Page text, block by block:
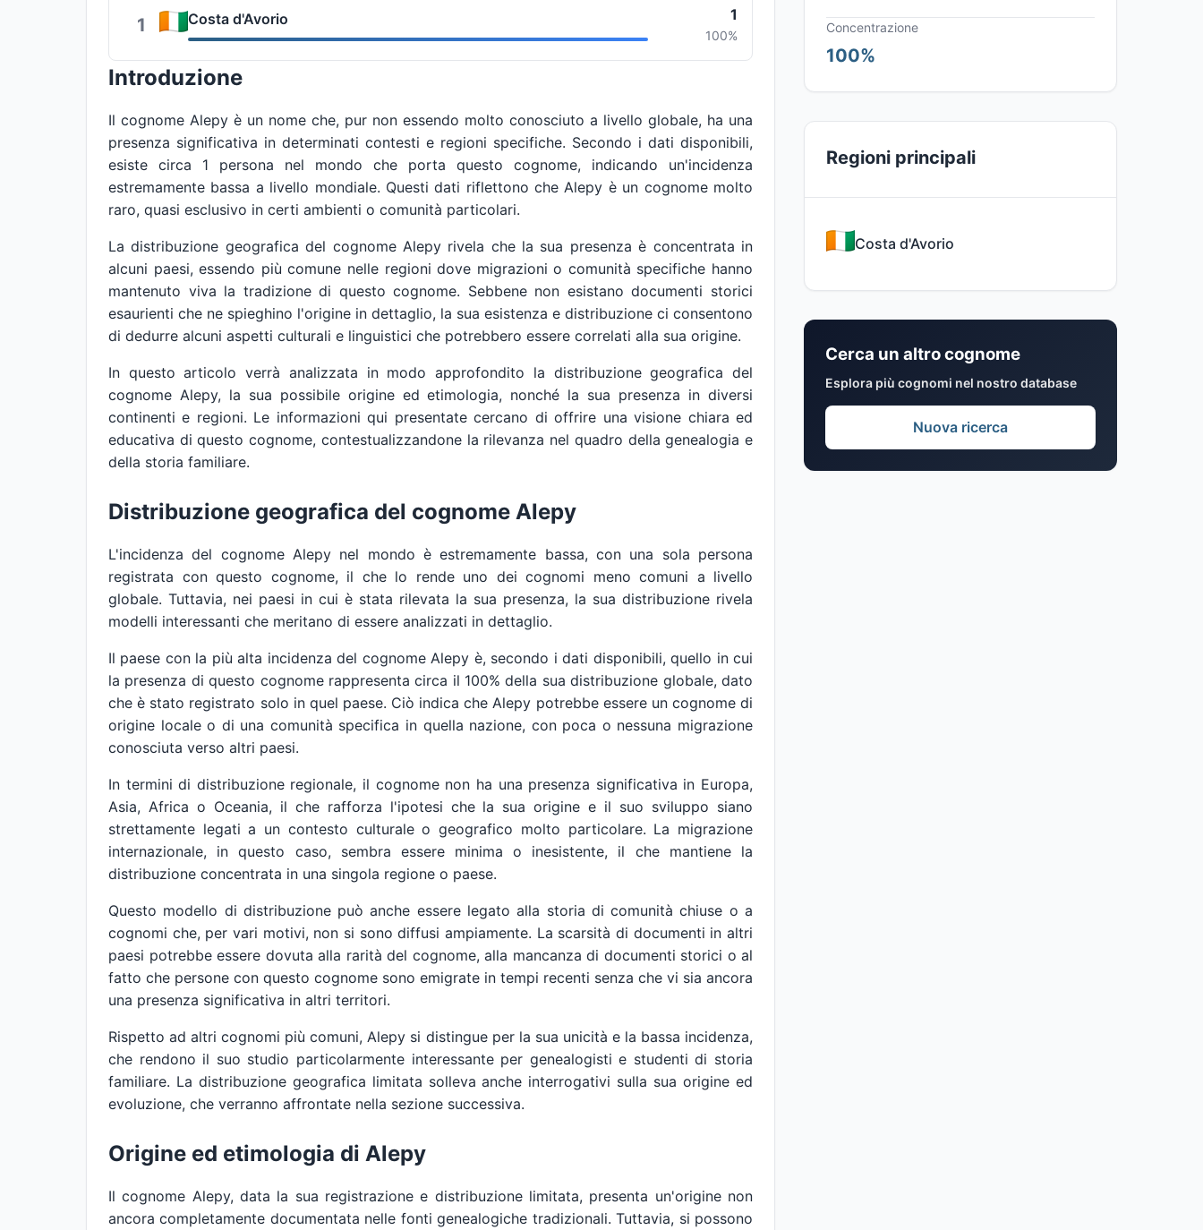
1 Costa d'Avorio 1
100%
Introduzione
Il cognome Alepy è un nome che, pur non essendo molto conosciuto a livello globale, ha una
presenza significativa in determinati contesti e regioni specifiche. Secondo i dati disponibili,
esiste circa 1 persona nel mondo che porta questo cognome, indicando un'incidenza
estremamente bassa a livello mondiale. Questi dati riflettono che Alepy è un cognome molto
raro, quasi esclusivo in certi ambienti o comunità particolari.
La distribuzione geografica del cognome Alepy rivela che la sua presenza è concentrata in
alcuni paesi, essendo più comune nelle regioni dove migrazioni o comunità specifiche hanno
mantenuto viva la tradizione di questo cognome. Sebbene non esistano documenti storici
esaurienti che ne spieghino l'origine in dettaglio, la sua esistenza e distribuzione ci consentono
di dedurre alcuni aspetti culturali e linguistici che potrebbero essere correlati alla sua origine.
In questo articolo verrà analizzata in modo approfondito la distribuzione geografica del
cognome Alepy, la sua possibile origine ed etimologia, nonché la sua presenza in diversi
continenti e regioni. Le informazioni qui presentate cercano di offrire una visione chiara ed
educativa di questo cognome, contestualizzandone la rilevanza nel quadro della genealogia e
della storia familiare.
Distribuzione geografica del cognome Alepy
L'incidenza del cognome Alepy nel mondo è estremamente bassa, con una sola persona
registrata con questo cognome, il che lo rende uno dei cognomi meno comuni a livello
globale. Tuttavia, nei paesi in cui è stata rilevata la sua presenza, la sua distribuzione rivela
modelli interessanti che meritano di essere analizzati in dettaglio.
Il paese con la più alta incidenza del cognome Alepy è, secondo i dati disponibili, quello in cui
la presenza di questo cognome rappresenta circa il 100% della sua distribuzione globale, dato
che è stato registrato solo in quel paese. Ciò indica che Alepy potrebbe essere un cognome di
origine locale o di una comunità specifica in quella nazione, con poca o nessuna migrazione
conosciuta verso altri paesi.
In termini di distribuzione regionale, il cognome non ha una presenza significativa in Europa,
Asia, Africa o Oceania, il che rafforza l'ipotesi che la sua origine e il suo sviluppo siano
strettamente legati a un contesto culturale o geografico molto particolare. La migrazione
internazionale, in questo caso, sembra essere minima o inesistente, il che mantiene la
distribuzione concentrata in una singola regione o paese.
Questo modello di distribuzione può anche essere legato alla storia di comunità chiuse o a
cognomi che, per vari motivi, non si sono diffusi ampiamente. La scarsità di documenti in altri
paesi potrebbe essere dovuta alla rarità del cognome, alla mancanza di documenti storici o al
fatto che persone con questo cognome sono emigrate in tempi recenti senza che vi sia ancora
una presenza significativa in altri territori.
Rispetto ad altri cognomi più comuni, Alepy si distingue per la sua unicità e la bassa incidenza,
che rendono il suo studio particolarmente interessante per genealogisti e studenti di storia
familiare. La distribuzione geografica limitata solleva anche interrogativi sulla sua origine ed
evoluzione, che verranno affrontate nella sezione successiva.
Origine ed etimologia di Alepy
Il cognome Alepy, data la sua registrazione e distribuzione limitata, presenta un'origine non
ancora completamente documentata nelle fonti genealogiche tradizionali. Tuttavia, si possono
Concentrazione
100%
Regioni principali
Costa d'Avorio
Cerca un altro cognome
Esplora più cognomi nel nostro database
Nuova ricerca